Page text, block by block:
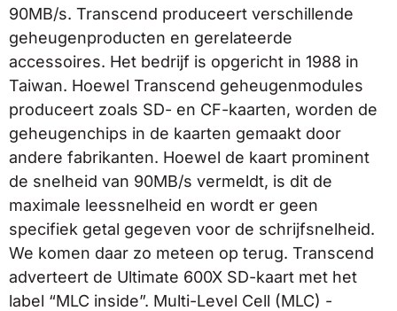
90MB/s. Transcend produceert verschillende
geheugenproducten en gerelateerde
accessoires. Het bedrijf is opgericht in 1988 in
Taiwan. Hoewel Transcend geheugenmodules
produceert zoals SD- en CF-kaarten, worden de
geheugenchips in de kaarten gemaakt door
andere fabrikanten. Hoewel de kaart prominent
de snelheid van 90MB/s vermeldt, is dit de
maximale leessnelheid en wordt er geen
specifiek getal gegeven voor de schrijfsnelheid.
We komen daar zo meteen op terug. Transcend
adverteert de Ultimate 600X SD-kaart met het
label “MLC inside”. Multi-Level Cell (MLC) -